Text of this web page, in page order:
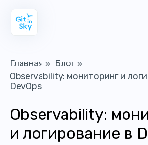
Главная » Блог »
Observability: мониторинг и
DevOps
Observability:
и логирование в